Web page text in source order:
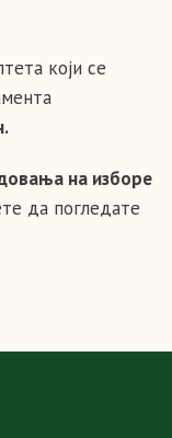
који се
на изборе
да погледате